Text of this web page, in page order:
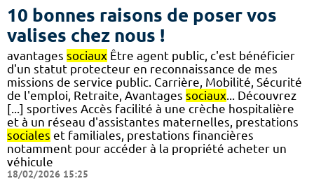
10 bonnes raisons de poser vos
valises chez nous !
avantages sociaux Être agent public, c'est bénéficier
d'un statut protecteur en reconnaissance de mes
missions de service public. Carrière, Mobilité, Sécurité
de l'emploi, Retraite, Avantages sociaux... Découvrez
[...] sportives Accès facilité à une crèche hospitalière
et à un réseau d'assistantes maternelles, prestations
sociales et familiales, prestations financières
notamment pour accéder à la propriété acheter un
véhicule
18/02/2026 15:25